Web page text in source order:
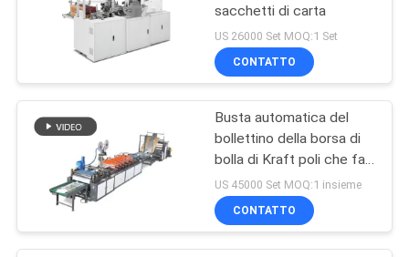
PRIVACY
POLICYMacchina per fare
carta Bag
71
sacchetti di carta
US 26000 Set MOQ:1 Set
CONTATTO
Busta automatica del
bollettino della borsa di
bolla di Kraft poli che fa
la guarnizione laterale
della macchina due
US 45000 Set MOQ:1 insieme
CONTATTO